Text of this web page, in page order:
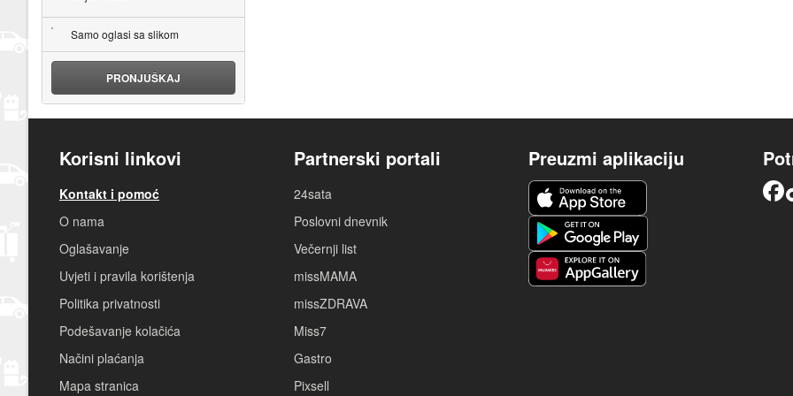
Samo oglasi sa slikom
PRONJUŠKAJ
Korisni linkovi
Kontakt i pomoć
O nama
Oglašavanje
Uvjeti i pravila korištenja
Politika privatnosti
Podešavanje kolačića
Načini plaćanja
Mapa stranica
Partnerski portali
24sata
Poslovni dnevnik
Večernji list
missMAMA
missZDRAVA
Miss7
Gastro
Pixsell
Preuzmi aplikaciju